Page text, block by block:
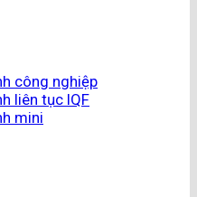
công nghiệp
liên tục IQF
mini